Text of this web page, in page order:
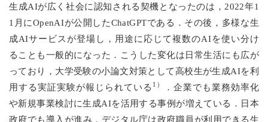
生成AIが広く社会に認知される契機となったのは，2022年1
1月にOpenAIが公開したChatGPTである．その後，多様な生
成AIサービスが登場し，用途に応じて複数のAIを使い分け
ることも一般的になった．こうした変化は日常生活にも広が
っており，大学受験の小論文対策として高校生が生成AIを利
用する実証実験が報じられている 1）
．企業でも業務効率化
や新規事業検討に生成AIを活用する事例が増えている．日本
政府でも導入が進み，デジタル庁は政府職員が利用できる生